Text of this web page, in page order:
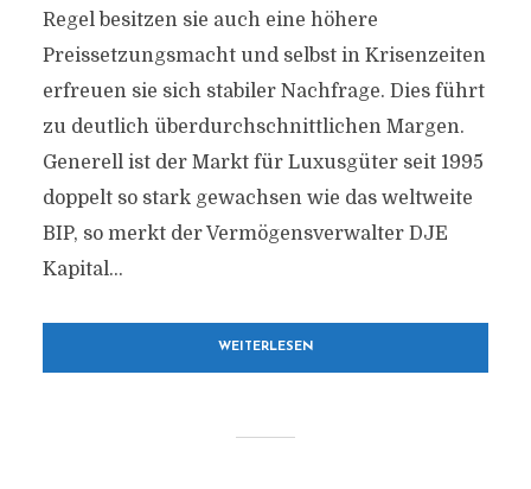
Regel besitzen sie auch eine höhere
Preissetzungsmacht und selbst in Krisenzeiten
erfreuen sie sich stabiler Nachfrage. Dies führt
zu deutlich überdurchschnittlichen Margen.
Generell ist der Markt für Luxusgüter seit 1995
doppelt so stark gewachsen wie das weltweite
BIP, so merkt der Vermögensverwalter DJE
Kapital...
WEITERLESEN